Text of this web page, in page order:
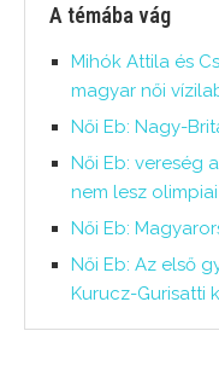
A témába vág
Mihók Attila és
magyar női
Női Eb: Nagy-
Női Eb: vereség
nem lesz
Női Eb:
Női Eb: Az első
Kurucz-Gurisatti